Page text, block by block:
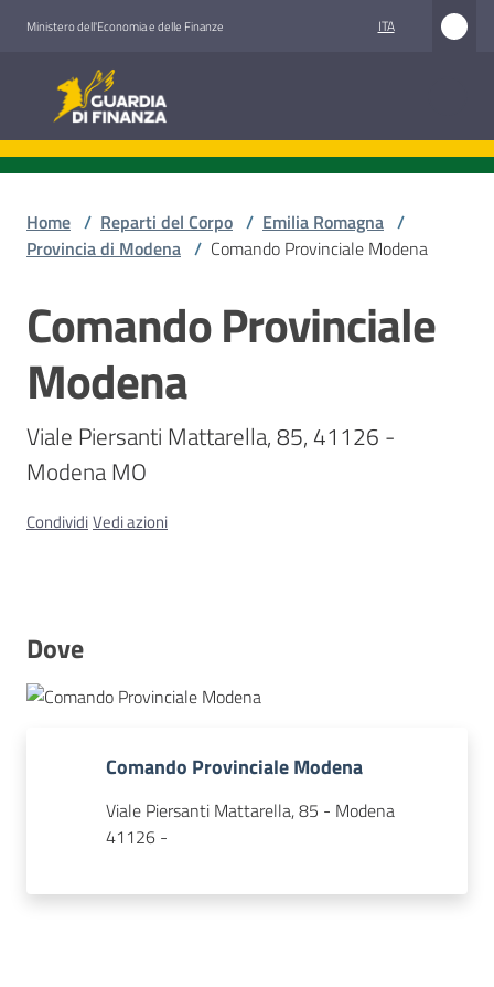
Ministero dell'Economia e delle Finanze ITA
Guardia di Finanza
Guardia di Finanza
siamo
Cosa
facciamo
Comunicazione
e
media
Istituti
di
formazione
Home / Reparti del Corpo / Emilia Romagna /
Provincia di Modena / Comando Provinciale Modena
Salta al contenuto
Comando Provinciale
Modena
Viale Piersanti Mattarella, 85, 41126 -
Modena MO
CondividiVedi azioni
Dove
Comando Provinciale Modena
Viale Piersanti Mattarella, 85 - Modena
41126 -